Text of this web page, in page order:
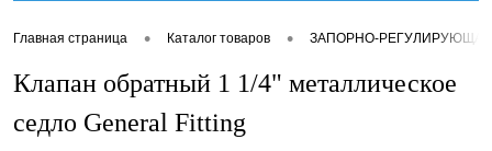
Главная страница • Каталог товаров • ЗАПОРНО-
Клапан обратный 1 1/4" металлическое
седло General Fitting